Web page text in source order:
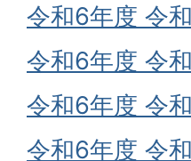
令和6年度 令
令和6年度 令
令和6年度 令
令和6年度 令